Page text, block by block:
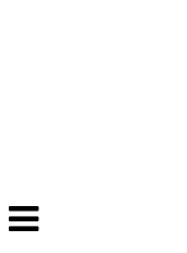
Veksle
navigasjon